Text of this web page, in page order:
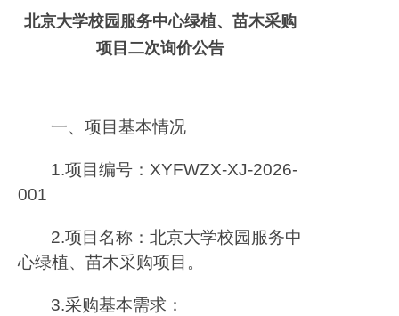
北京大学校园服务中心绿植、苗木采购
项目二次询价公告
一、项目基本情况
1.项目编号： XYFWZX-XJ-2026-
001
2.项目名称：北京大学校园服务中
心绿植、苗木采购项目。
3.采购基本需求：